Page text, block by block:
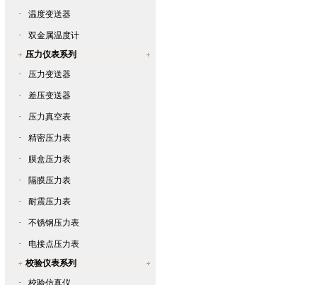
· 温度变送器
·
双金属温度计
压力仪表系列
·
压力变送器
· 差压变送器
· 压力真空表
· 精密压力表
· 膜盒压力表
· 隔膜压力表
· 耐震压力表
· 不锈钢压力表
·
电接点压力表
校验仪表系列
·
校验仿真仪